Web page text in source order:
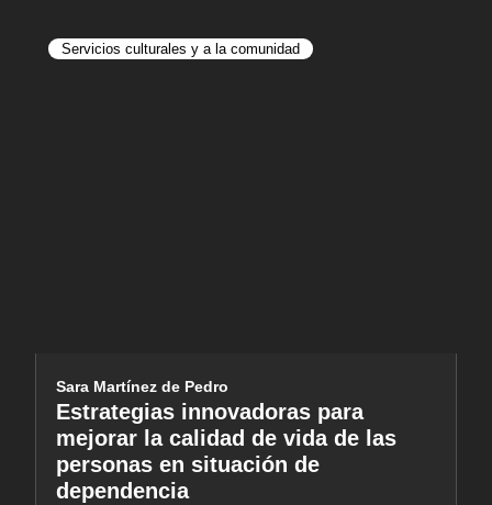
Servicios culturales y a la comunidad
Sara Martínez de Pedro
Estrategias innovadoras para
mejorar la calidad de vida de las
personas en situación de
dependencia